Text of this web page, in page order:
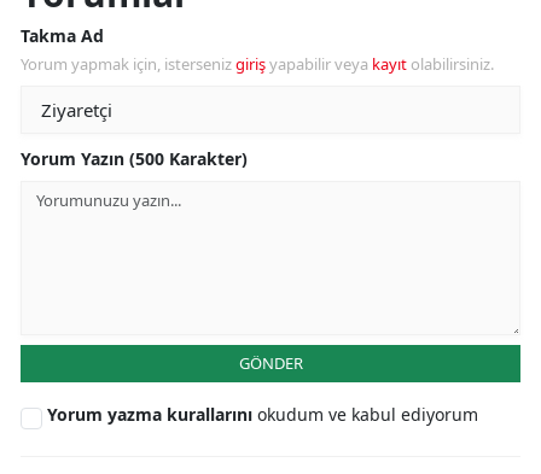
Takma Ad
Yorum yapmak için, istersenizgirişyapabilir veya kayıt olabilirsiniz.
Yorum Yazın (500 Karakter)
GÖNDER
Yorum yazma kurallarını okudum ve kabul ediyorum